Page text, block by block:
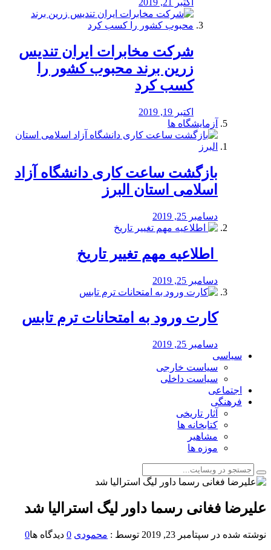
اکتبر 21, 2019
شرکت مخابرات ایران تندیس
زرین برند محبوب کشور را
کسب کرد
اکتبر 19, 2019
آزمایشگاه ها
بازگشت ساعت کاری دانشگاه آزاد
اسلامی استان البرز
دسامبر 25, 2019
️ اطلاعیه مهم تغییر تاریخ
دسامبر 25, 2019
کارت ورود به امتحانات ترم تابس
دسامبر 25, 2019
سیاسی
سیاست خارجی
سیاست داخلی
اجتماعی
فرهنگی
آثار تاریخی
کتابخانه ها
مشاهیر
موزه ها
علیرضا فغانی رسما داور لیگ استرالیا شد
نوشته شده در سپتامبر 23, 2019 توسط : محمودی 0 دیدگاه ها0